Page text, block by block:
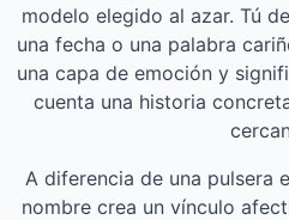
modelo elegido al azar. Tú
una fecha o una palabra
una capa de emoción y
cuenta una historia
A diferencia de una pulsera
nombre crea un vínculo